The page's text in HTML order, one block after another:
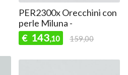
PER2300x Orecchini con
perle Miluna -
€ 143,10 159,00